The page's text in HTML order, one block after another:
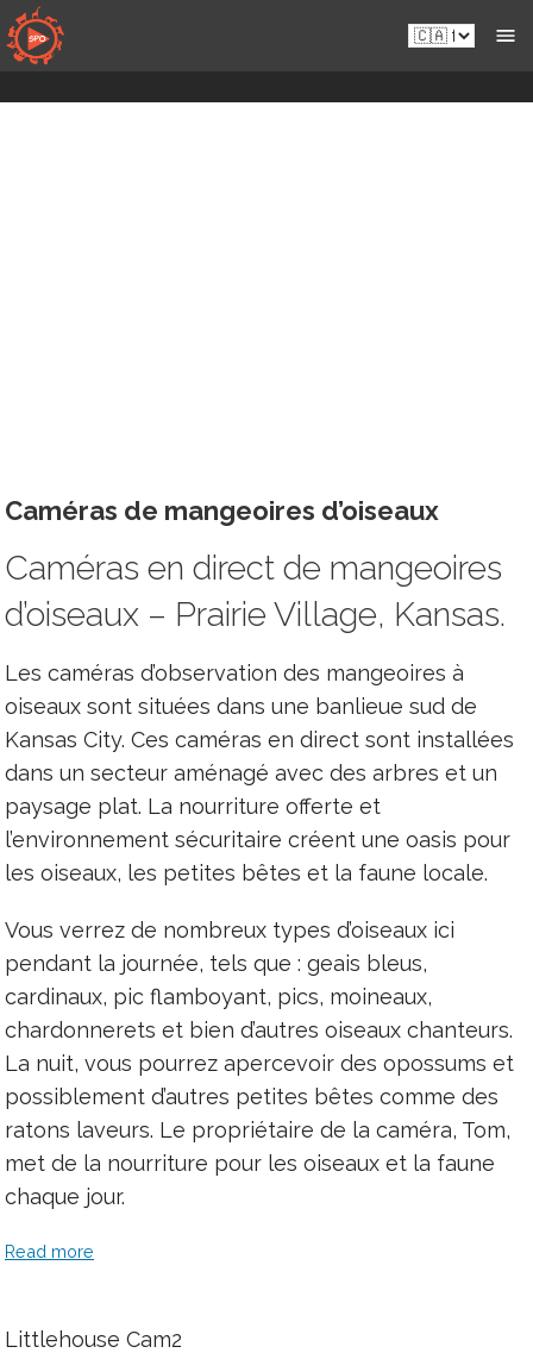
Skip
to
content
fr-
ca.sportsmansparadiseonline.com
Caméras de mangeoires d’oiseaux
Caméras en direct de mangeoires
d’oiseaux – Prairie Village, Kansas.
Les caméras d’observation des mangeoires à
oiseaux sont situées dans une banlieue sud de
Kansas City. Ces caméras en direct sont installées
dans un secteur aménagé avec des arbres et un
paysage plat. La nourriture offerte et
l’environnement sécuritaire créent une oasis pour
les oiseaux, les petites bêtes et la faune locale.
Vous verrez de nombreux types d’oiseaux ici
pendant la journée, tels que : geais bleus,
cardinaux, pic flamboyant, pics, moineaux,
chardonnerets et bien d’autres oiseaux chanteurs.
La nuit, vous pourrez apercevoir des opossums et
possiblement d’autres petites bêtes comme des
ratons laveurs. Le propriétaire de la caméra, Tom,
met de la nourriture pour les oiseaux et la faune
chaque jour.
Read more
Littlehouse Cam2